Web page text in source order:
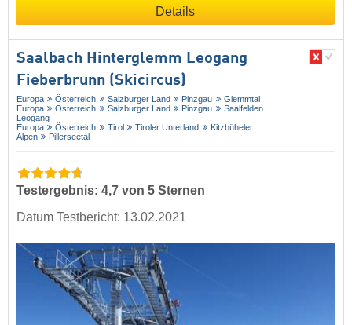
Details
Saalbach Hinterglemm Leogang
Fieberbrunn (Skicircus)
Europa Österreich Salzburger Land Pinzgau
Glemmtal
Europa
Österreich Salzburger Land Pinzgau
Saalfelden
Leogang
Europa
Österreich Tirol Tiroler Unterland
Kitzbüheler
Alpen
Pillerseetal
Testergebnis: 4,7 von 5 Sternen
Datum Testbericht: 13.02.2021